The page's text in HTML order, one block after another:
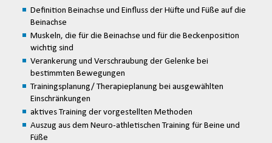
Definition Beinachse und Einfluss der Hüfte und Füße auf die
Beinachse
Muskeln, die für die Beinachse und für die Beckenposition
wichtig sind
Verankerung und Verschraubung der Gelenke bei
bestimmten Bewegungen
Trainingsplanung/ Therapieplanung bei ausgewählten
Einschränkungen
aktives Training der vorgestellten Methoden
Auszug aus dem Neuro-athletischen Training für Beine und
Füße